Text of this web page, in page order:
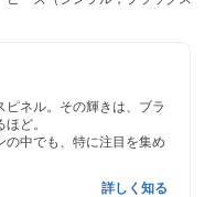
ネル。その輝きは、ブラ
ど。
の中でも、特に注目を集め
詳しく知る